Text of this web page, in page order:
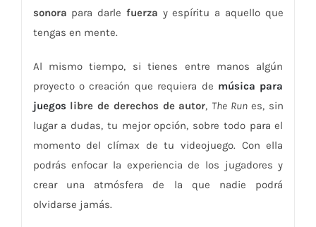
sonora para darle fuerza y espíritu a aquello que
tengas en mente.
Al mismo tiempo, si tienes entre manos algún
proyecto o creación que requiera de música para
juegos libre de derechos de autor, The Run es, sin
lugar a dudas, tu mejor opción, sobre todo para el
momento del clímax de tu videojuego. Con ella
podrás enfocar la experiencia de los jugadores y
crear una atmósfera de la que nadie podrá
olvidarse jamás.